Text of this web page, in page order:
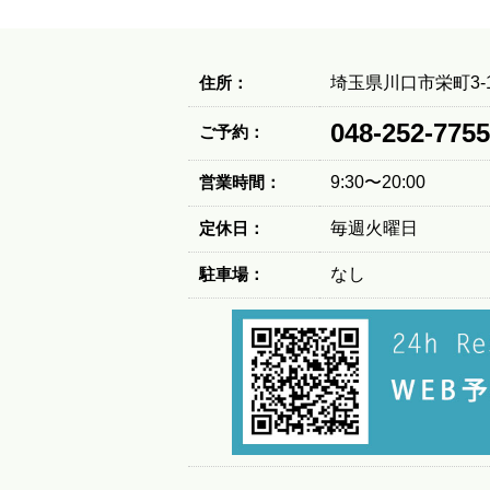
住所： 埼玉県川口市栄町3-
ご予約： 048-252-7755
営業時間： 9:30〜20:00
定休日： 毎週火曜日
駐車場： なし